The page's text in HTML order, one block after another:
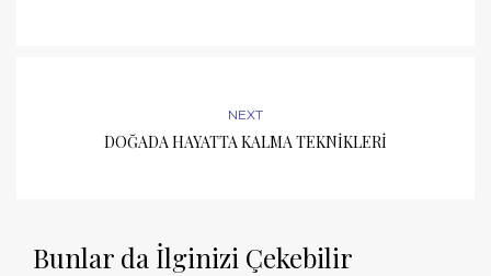
NEXT
DOĞADA HAYATTA KALMA TEKNİKLERİ
Bunlar da İlginizi Çekebilir